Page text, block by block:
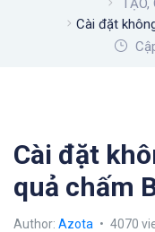
TẠO,
Cài đặt
Cài đặt
quả chấm
Author: Azota 4070